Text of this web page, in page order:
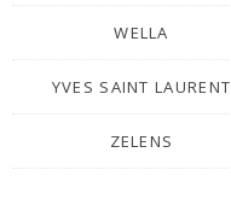
WELLA
YVES SAINT LAURENT
ZELENS